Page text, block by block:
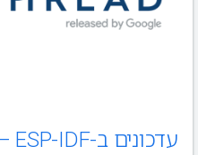
עדכונים ב-ESP-IDF – גרסה 5.3.2